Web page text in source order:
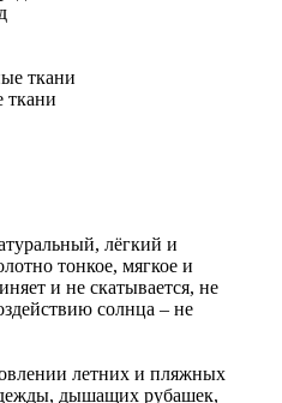
ткани
лёгкий и
тонкое, мягкое и
и не скатывается, не
солнца – не
летних и пляжных
дышащих рубашек,